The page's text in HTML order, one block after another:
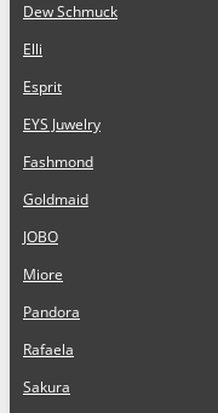
Dew Schmuck
Elli
Esprit
EYS Juwelry
Fashmond
Goldmaid
JOBO
Miore
Pandora
Rafaela
Sakura